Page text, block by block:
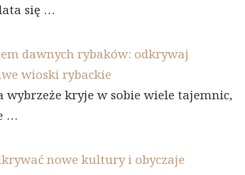
się …
dawnych rybaków: odkrywaj
wioski rybackie
wybrzeże kryje w sobie wiele tajemnic,
…
nowe kultury i obyczaje